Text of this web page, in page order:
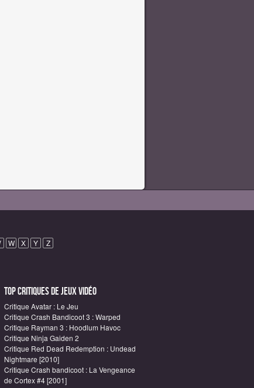
W X Y Z
Top critiques de Jeux vidéo
Critique Avatar : Le Jeu
Critique Crash Bandicoot 3 : Warped
Critique Rayman 3 : Hoodlum Havoc
Critique Ninja Gaiden 2
Critique Red Dead Redemption : Undead
Nightmare [2010]
Critique Crash bandicoot : La Vengeance
de Cortex #4 [2001]